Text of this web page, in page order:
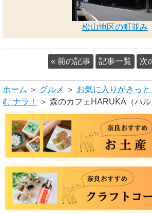
松山地区の町並み
« 前の記事 記事一覧 次
ホーム ＞ グルメ ＞ お気に入りがきっ
む ナラ！
＞ 森のカフェHARUKA（ハル